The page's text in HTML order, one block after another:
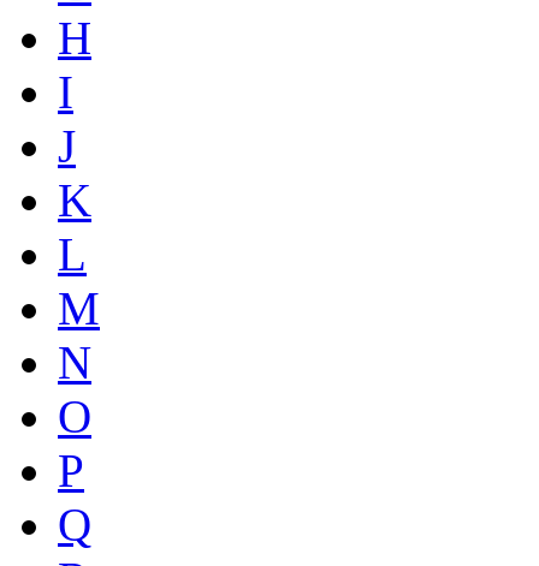
H
I
J
K
L
M
N
O
P
Q